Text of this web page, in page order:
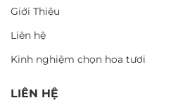
Giới Thiệu
Liên hệ
Kinh nghiệm chọn hoa tươi
LIÊN HỆ